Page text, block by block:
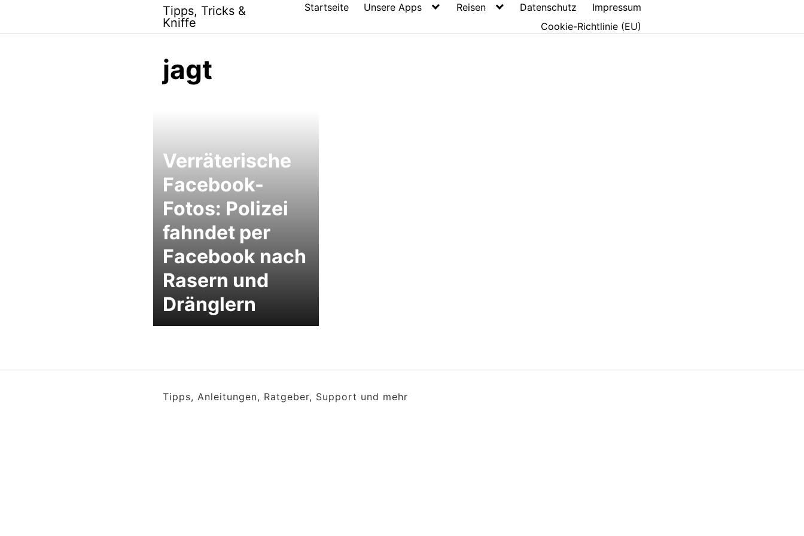
content
Tipps, Tricks &
Kniffe
Startseite Unsere Apps Reisen Datenschutz
Impressum
Cookie-Richtlinie (EU)
jagt
Verräterische
Facebook-
Fotos: Polizei
fahndet per
Facebook nach
Rasern und
Dränglern
Tipps, Anleitungen, Ratgeber, Support und mehr